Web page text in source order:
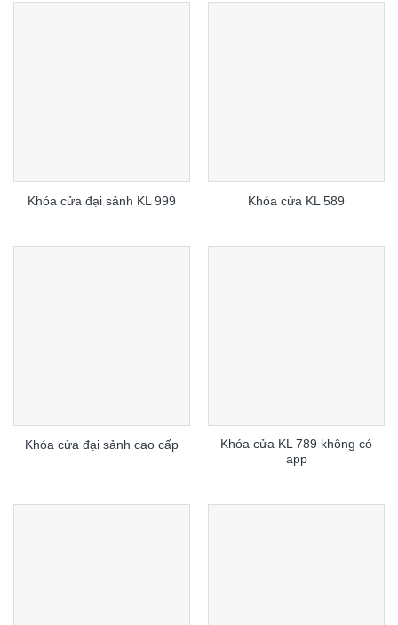
Khóa cửa đại sảnh KL 999 Khóa cửa KL 589
Khóa cửa đại sảnh cao cấp
Khóa cửa KL 789 không có
app